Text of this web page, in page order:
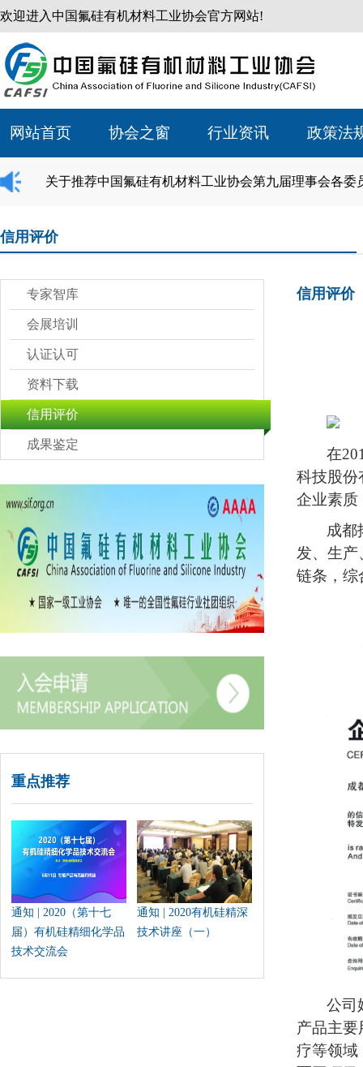
欢迎进入中国氟硅有机材料工业协会官方网站!
网站首页 协会之窗 行业资讯 政策法
关于推荐中国氟硅有机材料工业协会第九届理事会各委
信用评价
专家智库
会展培训
认证认可
资料下载
信用评价
成果鉴定
重点推荐
通知 | 2020（第十七
届）有机硅精细化学品
技术交流会
通知 | 2020有机硅精深
技术讲座（一）
信用评价
在
科技股份
企业素质
成都
发、生
链条，综
公司
产品主
疗等领域